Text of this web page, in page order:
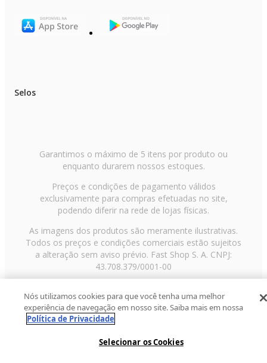
Selos
Garantimos o máximo de 5 itens por produto ou
enquanto durarem nossos estoques.
Preços e condições de pagamento válidos
exclusivamente para compras efetuadas no site,
podendo diferir na rede de lojas físicas.
As imagens dos produtos são meramente ilustrativas.
Todos os preços e condições comerciais estão sujeitos
a alteração sem aviso prévio. Fast Shop S. A. CNPJ:
43.708.379/0001-00
Paulo/SP, CEP 02029-001, Telefone: 11 3003-3728 ©
2013 Fast Shop - Todos os direitos reservadosRF
Nós utilizamos cookies para que você tenha uma melhor
experiência de navegação em nosso site. Saiba mais em nossa
Política de Privacidade
Selecionar os Cookies